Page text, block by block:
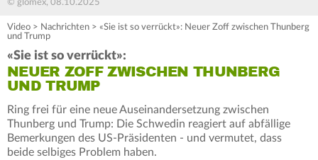
© glomex, 08.10.2025
Video > Nachrichten > «Sie ist so verrückt»: Neuer Zoff zwischen Thunberg
und Trump
«Sie ist so verrückt»:
NEUER ZOFF ZWISCHEN THUNBERG
UND TRUMP
Ring frei für eine neue Auseinandersetzung zwischen
Thunberg und Trump: Die Schwedin reagiert auf abfällige
Bemerkungen des US-Präsidenten - und vermutet, dass
beide selbiges Problem haben.